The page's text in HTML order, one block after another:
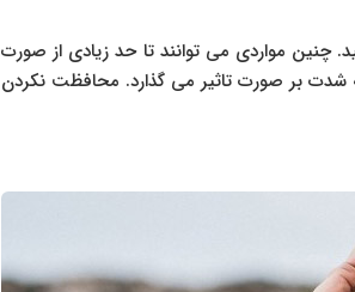
چنین مواردی می توانند تا حد زیادی از صورت
شدت بر صورت تاثیر می گذارد. محافظت نکردن